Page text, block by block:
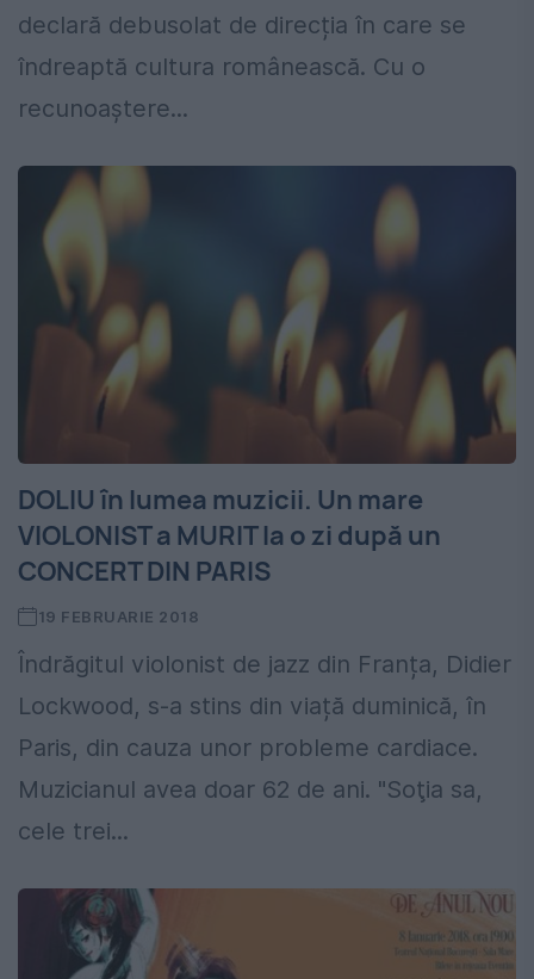
declară debusolat de direcția în care se
îndreaptă cultura românească. Cu o
recunoaștere...
DOLIU în lumea muzicii. Un mare
VIOLONIST a MURIT la o zi după un
CONCERT DIN PARIS
19 FEBRUARIE 2018
Îndrăgitul violonist de jazz din Franța, Didier
Lockwood, s-a stins din viață duminică, în
Paris, din cauza unor probleme cardiace.
Muzicianul avea doar 62 de ani. "Soţia sa,
cele trei...